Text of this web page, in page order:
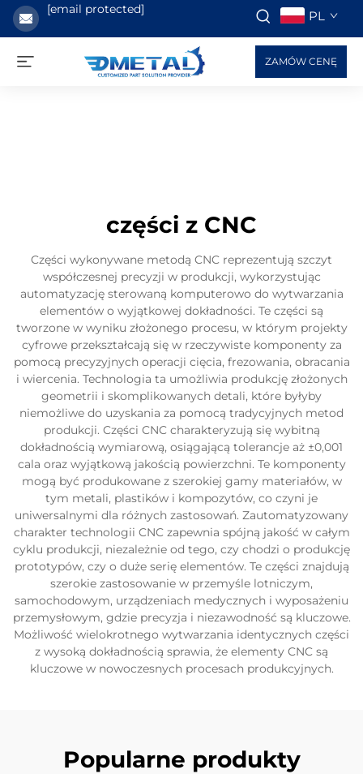
[email protected] PL
ZAMÓW CENĘ
części z CNC
Części wykonywane metodą CNC reprezentują szczyt
współczesnej precyzji w produkcji, wykorzystując
automatyzację sterowaną komputerowo do wytwarzania
elementów o wyjątkowej dokładności. Te części są
tworzone w wyniku złożonego procesu, w którym projekty
cyfrowe przekształcają się w rzeczywiste komponenty za
pomocą precyzyjnych operacji cięcia, frezowania, obracania
i wiercenia. Technologia ta umożliwia produkcję złożonych
geometrii i skomplikowanych detali, które byłyby
niemożliwe do uzyskania za pomocą tradycyjnych metod
produkcji. Części CNC charakteryzują się wybitną
dokładnością wymiarową, osiągającą tolerancje aż ±0,001
cala oraz wyjątkową jakością powierzchni. Te komponenty
mogą być produkowane z szerokiej gamy materiałów, w
tym metali, plastików i kompozytów, co czyni je
uniwersalnymi dla różnych zastosowań. Zautomatyzowany
charakter technologii CNC zapewnia spójną jakość w całym
cyklu produkcji, niezależnie od tego, czy chodzi o produkcję
prototypów, czy o duże serię elementów. Te części znajdują
szerokie zastosowanie w przemyśle lotniczym,
samochodowym, urządzeniach medycznych i wyposażeniu
przemysłowym, gdzie precyzja i niezawodność są kluczowe.
Możliwość wielokrotnego wytwarzania identycznych części
z wysoką dokładnością sprawia, że elementy CNC są
kluczowe w nowoczesnych procesach produkcyjnych.
Popularne produkty